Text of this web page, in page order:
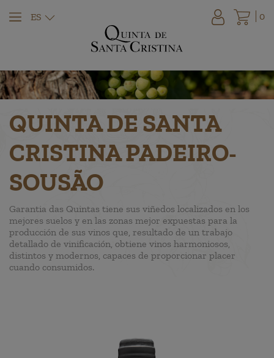
ES 0
QUINTA DE SANTA
CRISTINA PADEIRO-
SOUSÃO
Garantia das Quintas tiene sus viñedos localizados en los
mejores suelos y en las zonas mejor expuestas para la
producción de sus vinos que, resultado de un trabajo
detallado de vinificación, obtiene vinos harmoniosos,
distintos y modernos, capaces de proporcionar placer
cuando consumidos.